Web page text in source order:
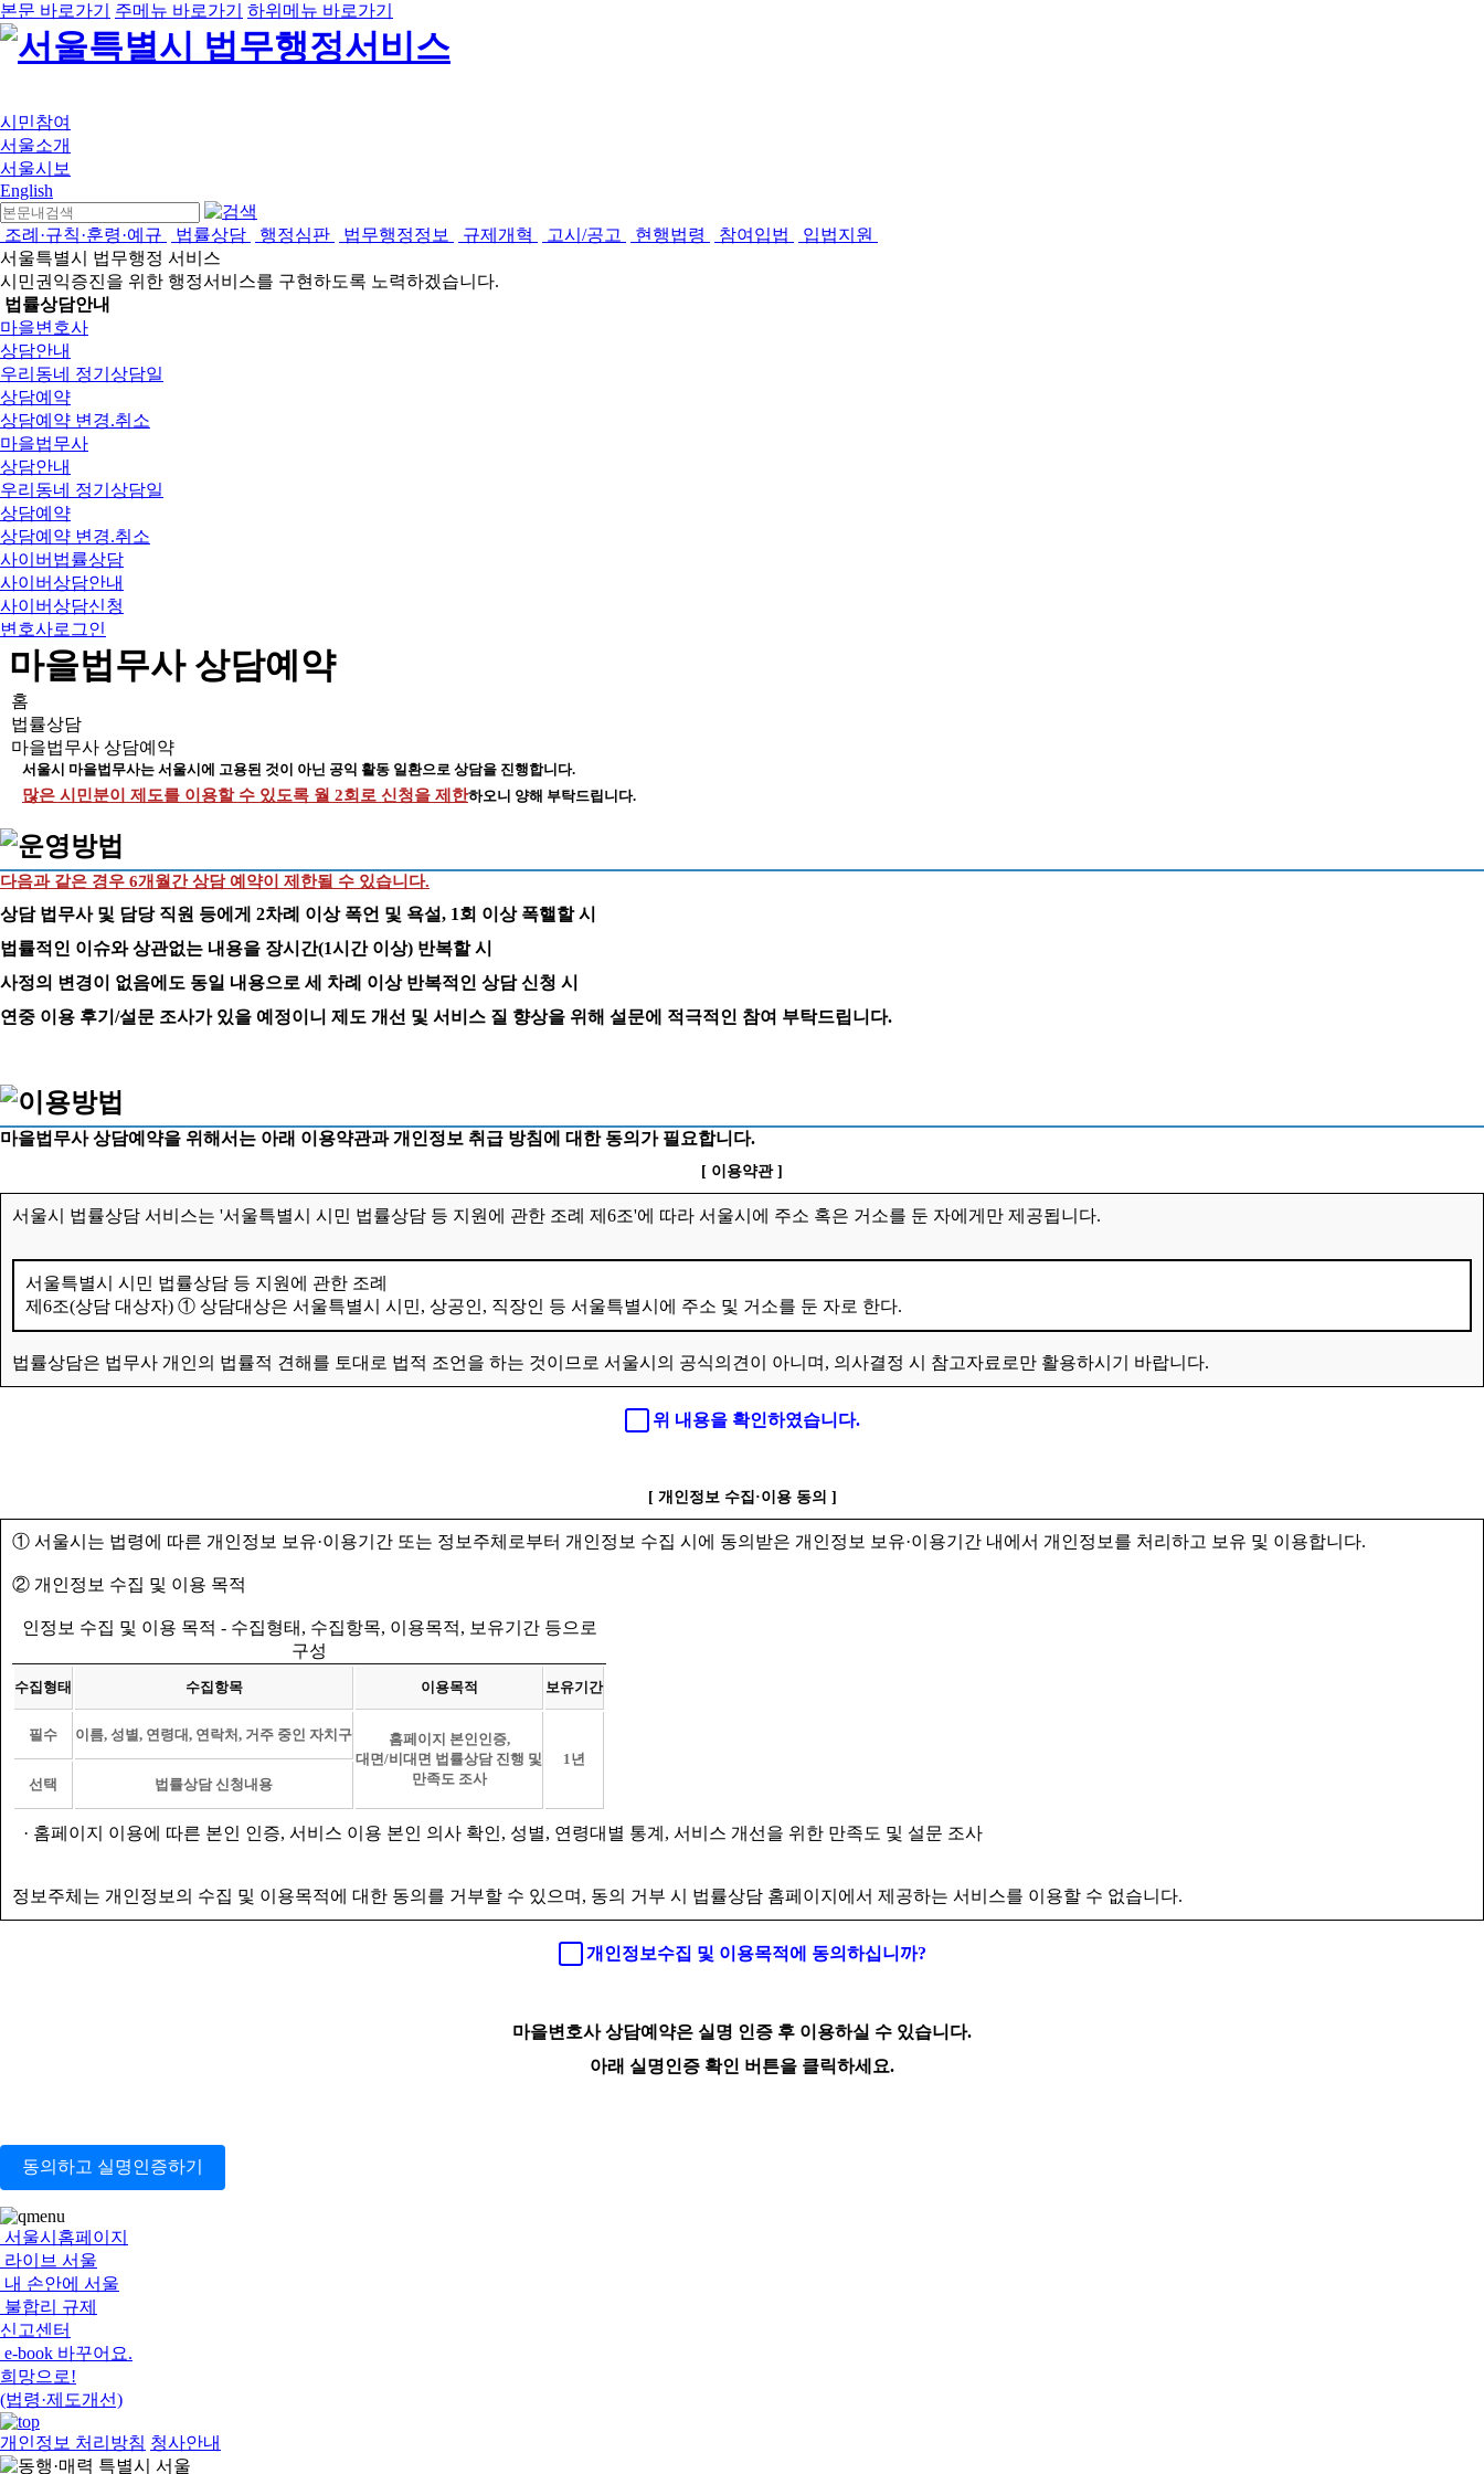
본문 바로가기 주메뉴 바로가기 하위메뉴 바로가기
시민참여
서울소개
서울시보
English
조례·규칙·훈령·예규 법률상담 행정심판 법무행정정보 규제개혁 고시/공고 현행법령 참여입법
입법지원
서울특별시 법무행정 서비스
시민권익증진을 위한 행정서비스를 구현하도록 노력하겠습니다.
법률상담안내
마을변호사
상담안내
우리동네 정기상담일
상담예약
상담예약 변경.취소
마을법무사
상담안내
우리동네 정기상담일
상담예약
상담예약 변경.취소
사이버법률상담
사이버상담안내
사이버상담신청
변호사로그인
마을법무사 상담예약
홈
법률상담
마을법무사 상담예약
서울시 마을법무사는 서울시에 고용된 것이 아닌 공익 활동 일환으로 상담을 진행합니다.
많은 시민분이 제도를 이용할 수 있도록 월 2회로 신청을 제한하오니 양해 부탁드립니다.
다음과 같은 경우 6개월간 상담 예약이 제한될 수 있습니다.
상담 법무사 및 담당 직원 등에게 2차례 이상 폭언 및 욕설, 1회 이상 폭핼할 시
법률적인 이슈와 상관없는 내용을 장시간(1시간 이상) 반복할 시
사정의 변경이 없음에도 동일 내용으로 세 차례 이상 반복적인 상담 신청 시
연중 이용 후기/설문 조사가 있을 예정이니 제도 개선 및 서비스 질 향상을 위해 설문에 적극적인 참여 부탁드립니다.
마을법무사 상담예약을 위해서는 아래 이용약관과 개인정보 취급 방침에 대한 동의가 필요합니다.
[ 이용약관 ]
서울시 법률상담 서비스는 '서울특별시 시민 법률상담 등 지원에 관한 조례 제6조'에 따라 서울시에 주소 혹은 거소를 둔 자에게만 제공됩니다.
서울특별시 시민 법률상담 등 지원에 관한 조례
제6조(상담 대상자) ① 상담대상은 서울특별시 시민, 상공인, 직장인 등 서울특별시에 주소 및 거소를 둔 자로 한다.
법률상담은 법무사 개인의 법률적 견해를 토대로 법적 조언을 하는 것이므로 서울시의 공식의견이 아니며, 의사결정 시 참고자료로만 활용하시기 바랍니다.
위 내용을 확인하였습니다.
[ 개인정보 수집·이용 동의 ]
① 서울시는 법령에 따른 개인정보 보유·이용기간 또는 정보주체로부터 개인정보 수집 시에 동의받은 개인정보 보유·이용기간 내에서 개인정보를 처리하고 보유 및 이용합니다.
② 개인정보 수집 및 이용 목적
인정보 수집 및 이용 목적 - 수집형태, 수집항목, 이용목적, 보유기간 등으로
구성
수집형태 수집항목 이용목적 보유기간
필수 이름, 성별, 연령대, 연락처, 거주 중인 자치구
홈페이지 본인인증,
대면/비대면 법률상담 진행 및
만족도 조사
1년
선택
법률상담 신청내용
· 홈페이지 이용에 따른 본인 인증, 서비스 이용 본인 의사 확인, 성별, 연령대별 통계, 서비스 개선을 위한 만족도 및 설문 조사
정보주체는 개인정보의 수집 및 이용목적에 대한 동의를 거부할 수 있으며, 동의 거부 시 법률상담 홈페이지에서 제공하는 서비스를 이용할 수 없습니다.
개인정보수집 및 이용목적에 동의하십니까?
마을변호사 상담예약은 실명 인증 후 이용하실 수 있습니다.
아래 실명인증 확인 버튼을 클릭하세요.
동의하고 실명인증하기
서울시홈페이지
라이브 서울
내 손안에 서울
불합리 규제
신고센터
e-book 바꾸어요.
희망으로!
(법령·제도개선)
개인정보 처리방침 청사안내